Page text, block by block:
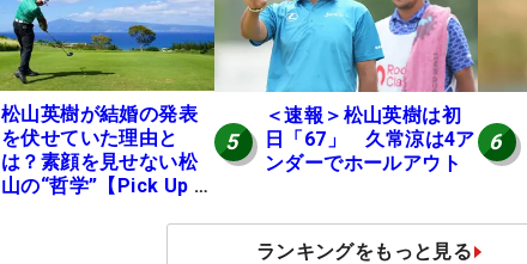
松山英樹が結婚の発表
を伏せていた理由と
は？素顔を見せない松
山の“哲学”【Pick Up 米
5
＜速報＞松山英樹は初
日「67」 久常涼は4ア
ンダーでホールアウト
6
ランキングをもっと見る